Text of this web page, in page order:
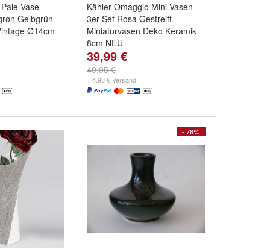
Vase
Gelbgrün
Ø14cm
Kähler Omaggio Mini Vasen
3er Set Rosa Gestreift
Miniaturvasen Deko Keramik
8cm NEU
39,99 €
49,95 €
+ 4,90 € Versand
- 76%